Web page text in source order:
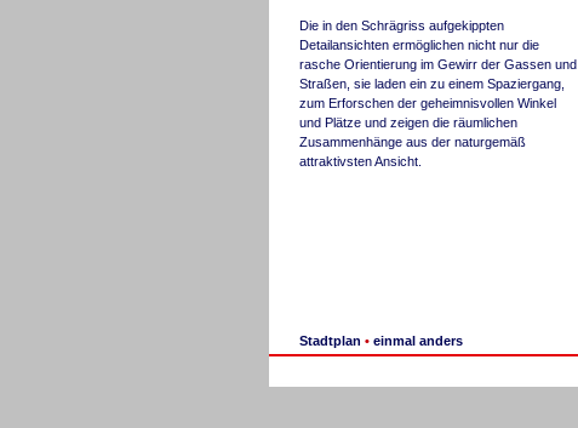
Die in den Schrägriss aufgekippten
Detailansichten ermöglichen nicht nur die
rasche Orientierung im Gewirr der Gassen und
Straßen, sie laden ein zu einem Spaziergang,
zum Erforschen der geheimnisvollen Winkel
und Plätze und zeigen die räumlichen
Zusammenhänge aus der naturgemäß
attraktivsten Ansicht.
Stadtplan • einmal anders